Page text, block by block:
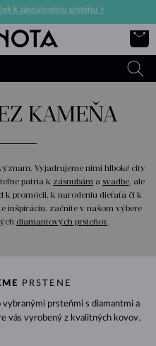
k zásnubnému prsteňu >
KAMEŇA
Vyjadrujeme nimi hlboké city
patria k zásnubám a svadbe, ale
k promócii, k narodeniu dieťaťa či k
inšpiráciu, začnite v našom výbere
diamantových prsteňov.
PRSTENE
prsteňmi s diamantmi a
vás vyrobený z kvalitných kovov.